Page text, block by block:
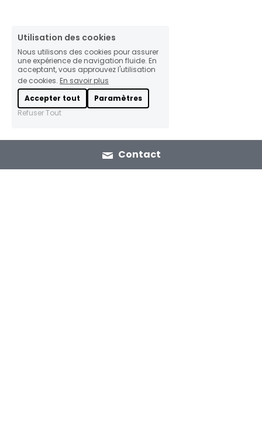
Contact
Utilisation des cookies
Nous utilisons des cookies pour assurer
une expérience de navigation fluide. En
acceptant, vous approuvez l'utilisation
de cookies. En savoir plus
Accepter tout
Paramètres
Refuser Tout